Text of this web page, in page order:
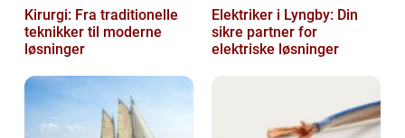
Kirurgi: Fra traditionelle
teknikker til moderne
løsninger
Elektriker i Lyngby: Din
sikre partner for
elektriske løsninger